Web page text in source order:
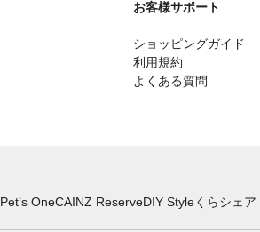
お客様サポート
ショッピングガイド
利用規約
よくある質問
Pet’s OneCAINZ ReserveDIY Styleくらシェア